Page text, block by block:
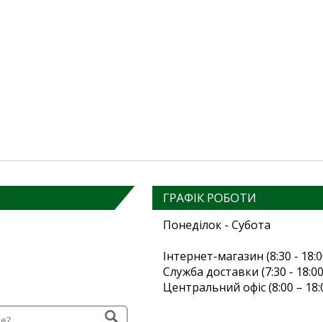
ГРАФІК РОБОТИ
Понеділок - Субота
Інтернет-магазин (8:30 -
Служба доставки (7:30 -
Центральний офіс (8:00 –